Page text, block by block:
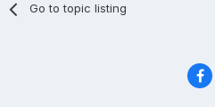
Go to topic listing